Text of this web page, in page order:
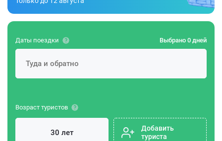
Даты поездки Выбрано 0 дней
Возраст туристов
Добавить
туриста